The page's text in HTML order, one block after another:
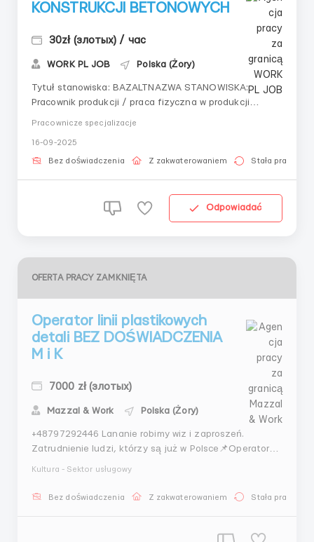
KONSTRUKCJI BETONOWYCH
30zł (злотых) / час
WORK PL JOB Polska (Żory)
Tytuł stanowiska: BAZALTNAZWA STANOWISKA:
Pracownik produkcji / praca fizyczna w produkcji
zakład – Wilków, 59-500 Złotoryja III zakład – Boczna
6, 44-240 ŻoryOBOWIĄZKI:produkcja
Pracownicze specjalizacje
16-09-2025
Bez doświadczenia Z zakwaterowaniem Stała praca
Odpowiadać
OFERTA PRACY ZAMKNIĘTA
Operator linii plastikowych
detali BEZ DOŚWIADCZENIA
M i K
7000 zł (злотых)
Mazzal & Work Polska (Żory)
+48797292446 Lananie robimy wiz i zaproszeń.
Zatrudnienie ludzi, którzy są już w Polsce📌Operator
polskiego 💸Wynagrodzenie od 7000 nettoStawka: 26
Kultura - Sektor usługowy
Bez doświadczenia Z zakwaterowaniem Stała praca